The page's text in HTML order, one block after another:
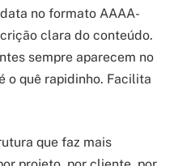
no formato AAAA-
clara do conteúdo.
sempre aparecem no
o quê rapidinho. Facilita
que faz mais